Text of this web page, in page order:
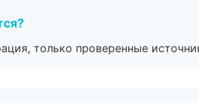
только проверенные